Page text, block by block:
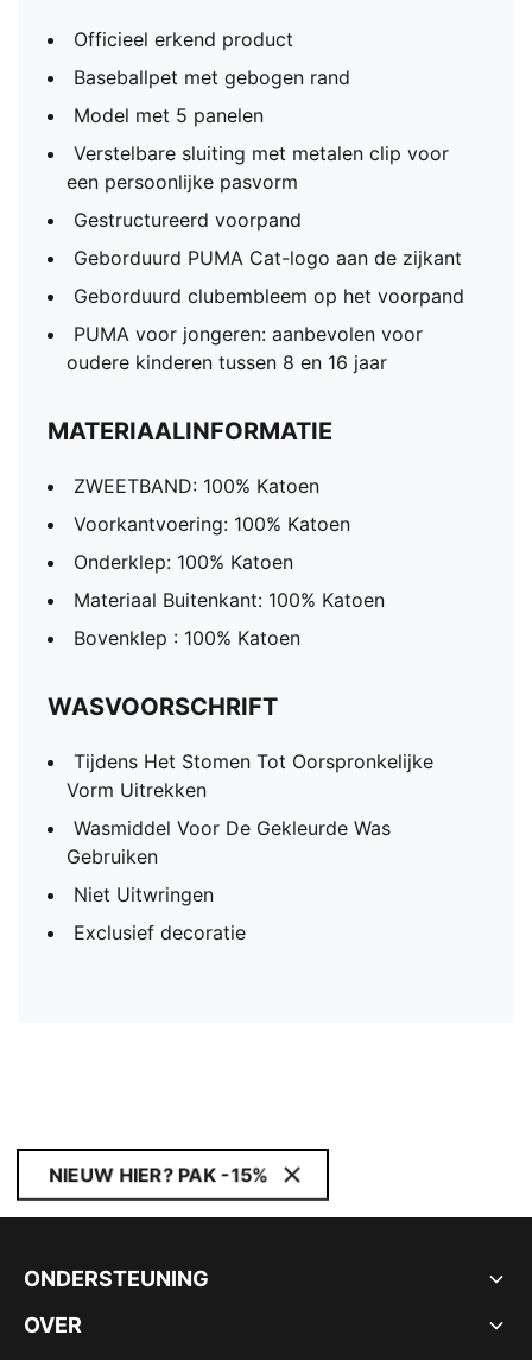
Officieel erkend product
Baseballpet met gebogen rand
Model met 5 panelen
Verstelbare sluiting met metalen clip voor
een persoonlijke pasvorm
Gestructureerd voorpand
Geborduurd PUMA Cat-logo aan de zijkant
Geborduurd clubembleem op het voorpand
PUMA voor jongeren: aanbevolen voor
oudere kinderen tussen 8 en 16 jaar
MATERIAALINFORMATIE
ZWEETBAND: 100% Katoen
Voorkantvoering: 100% Katoen
Onderklep: 100% Katoen
Materiaal Buitenkant: 100% Katoen
Bovenklep : 100% Katoen
WASVOORSCHRIFT
Tijdens Het Stomen Tot Oorspronkelijke
Vorm Uitrekken
Wasmiddel Voor De Gekleurde Was
Gebruiken
Niet Uitwringen
Exclusief decoratie
NIEUW HIER? PAK -15%
ONDERSTEUNING
OVER